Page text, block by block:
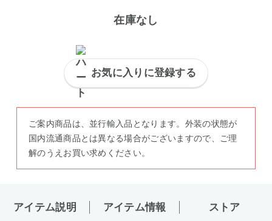
在庫なし
お気に入りに登録する
ご案内商品は、並行輸入品となります。外装の状態が
国内流通商品とは異なる場合がございますので、ご理
解のうえお買い求めください。
アイテム説明 アイテム情報 ストア